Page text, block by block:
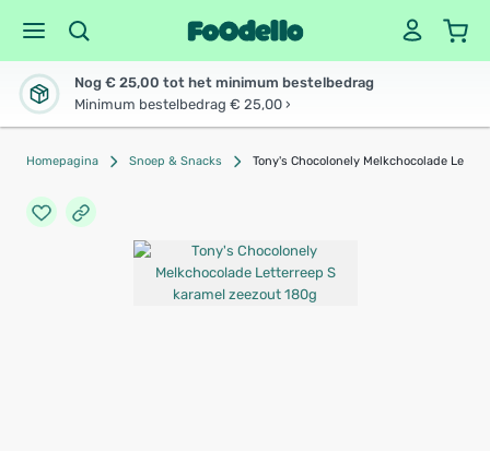
Nog € 25,00 tot het minimum bestelbedrag
Minimum bestelbedrag € 25,00 ›
Homepagina Snoep & Snacks Tony's Chocolonely Melkchocolade